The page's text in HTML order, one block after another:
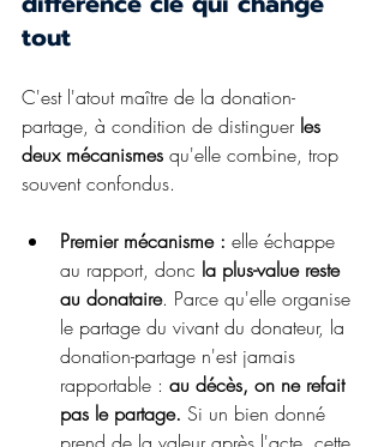
tout
C'est l'atout maître de la donation-
partage, à condition de distinguer les
deux mécanismes qu'elle combine, trop
souvent confondus.
Premier mécanisme : elle échappe
au rapport, donc la plus-value reste
au donataire. Parce qu'elle organise
le partage du vivant du donateur, la
donation-partage n'est jamais
rapportable : au décès, on ne refait
pas le partage. Si un bien donné